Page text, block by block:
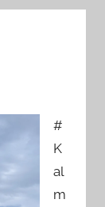
#
K
al
m